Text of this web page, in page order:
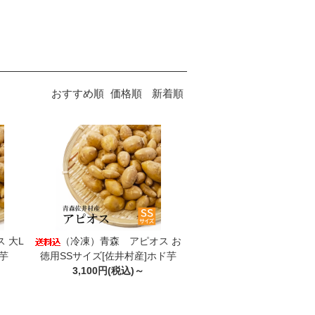
おすすめ順 価格順 新着順
大L
（冷凍）青森 アピオス お
徳用SSサイズ[佐井村産]ホド芋
3,100円(税込)～